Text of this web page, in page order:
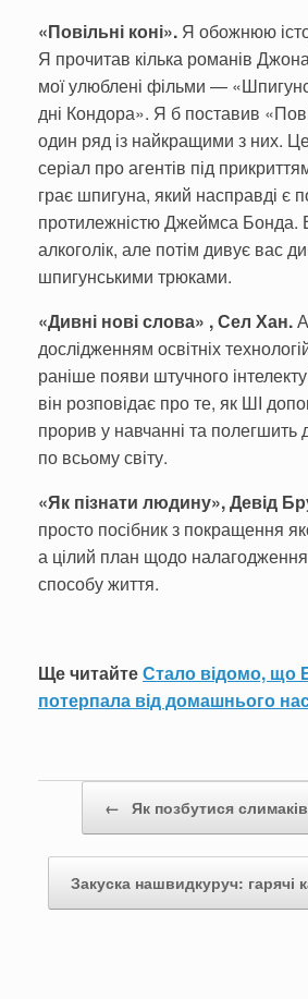
«Повільні коні». Я обожнюю
Я прочитав кілька романів
мої улюблені фільми —
дні Кондора». Я б поставив
один ряд із найкращими з них.
серіал про агентів під
грає шпигуна, який насправді є
протилежністю Джеймса Бонда.
алкоголік, але потім дивує вас
шпигунськими трюками.
«Дивні нові слова» , Сел Хан.
дослідженням освітніх
раніше появи штучного
він розповідає про те, як ШІ
прорив у навчанні та полегшить
по всьому світу.
«Як пізнати людину», Девід
просто посібник з покращення
а цілий план щодо
способу життя.
Ще читайтеСтало відомо, що
потерпала від домашнього
← Як позбутися
Закуска нашвидкуруч: гарячі